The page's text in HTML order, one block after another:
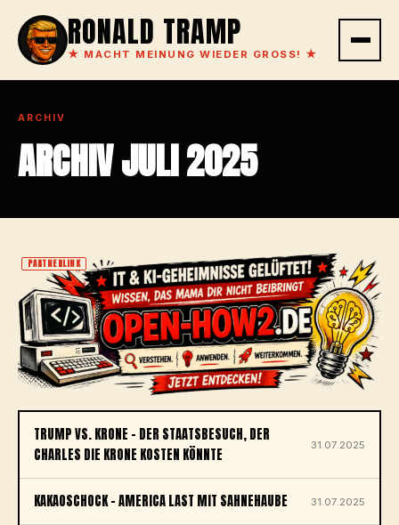
RONALD TRAMP
★ MACHT MEINUNG WIEDER GROSS! ★
ARCHIV
ARCHIV JULI 2025
PARTNERLINK
TRUMP VS. KRONE – DER STAATSBESUCH, DER
CHARLES DIE KRONE KOSTEN KÖNNTE
31.07.2025
KAKAOSCHOCK – AMERICA LAST MIT SAHNEHAUBE 31.07.2025